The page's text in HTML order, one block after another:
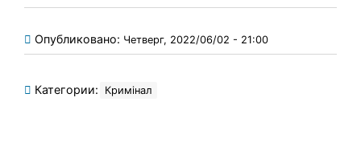
Опубликовано: Четверг, 2022/06/02 - 21:00
Категории: Кримінал